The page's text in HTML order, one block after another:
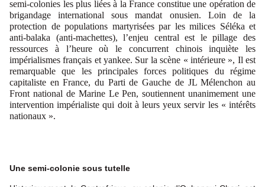
semi-colonies les plus liées à la France constitue une opération de
brigandage international sous mandat onusien. Loin de la
protection de populations martyrisées par les milices Séléka et
anti-balaka (anti-machettes), l’enjeu central est le pillage des
ressources à l’heure où le concurrent chinois inquiète les
impérialismes français et yankee. Sur la scène « intérieure », Il est
remarquable que les principales forces politiques du régime
capitaliste en France, du Parti de Gauche de JL Mélenchon au
Front national de Marine Le Pen, soutiennent unanimement une
intervention impérialiste qui doit à leurs yeux servir les « intérêts
nationaux ».
Une semi-colonie sous tutelle